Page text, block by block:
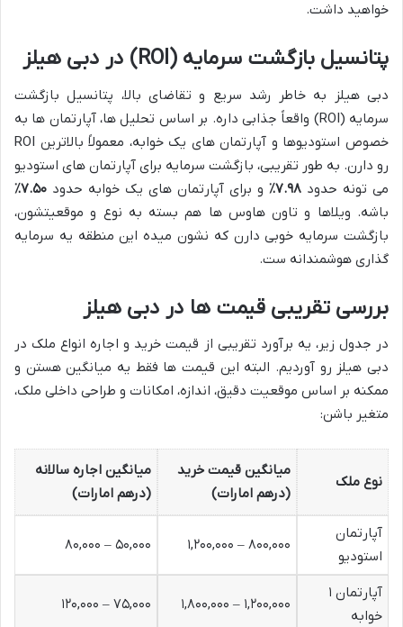
خواهید داشت.
پتانسیل بازگشت سرمایه (ROI) در دبی هیلز
دبی هیلز به خاطر رشد سریع و تقاضای بالا، پتانسیل بازگشت
سرمایه (ROI) واقعاً جذابی داره. بر اساس تحلیل ها، آپارتمان ها به
خصوص استودیوها و آپارتمان های یک خوابه، معمولاً بالاترین ROI
رو دارن. به طور تقریبی، بازگشت سرمایه برای آپارتمان های استودیو
می تونه حدود ۷.۹۸٪ و برای آپارتمان های یک خوابه حدود ۷.۵۰٪
باشه. ویلاها و تاون هاوس ها هم بسته به نوع و موقعیتشون،
بازگشت سرمایه خوبی دارن که نشون میده این منطقه یه سرمایه
گذاری هوشمندانه ست.
بررسی تقریبی قیمت ها در دبی هیلز
در جدول زیر، یه برآورد تقریبی از قیمت خرید و اجاره انواع ملک در
دبی هیلز رو آوردیم. البته این قیمت ها فقط یه میانگین هستن و
ممکنه بر اساس موقعیت دقیق، اندازه، امکانات و طراحی داخلی ملک،
متغیر باشن:
نوع ملک
میانگین قیمت خرید
(درهم امارات)
میانگین اجاره سالانه
(درهم امارات)
آپارتمان
استودیو
۸۰۰,۰۰۰ – ۱,۲۰۰,۰۰۰ ۵۰,۰۰۰ – ۸۰,۰۰۰
آپارتمان ۱
خوابه
۱,۲۰۰,۰۰۰ – ۱,۸۰۰,۰۰۰ ۷۵,۰۰۰ – ۱۲۰,۰۰۰